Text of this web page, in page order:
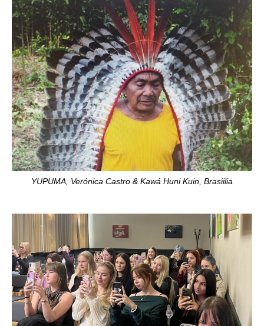
YUPUMA, Verónica Castro & Kawá Huni Kuin, Brasiilia